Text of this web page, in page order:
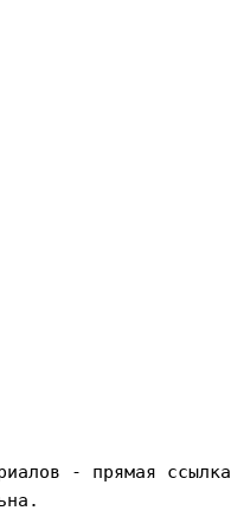
- прямая ссылка